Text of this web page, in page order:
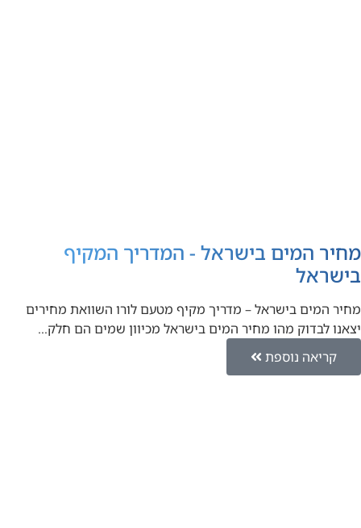
מחיר המים בישראל - המדריך המקיף
בישראל
מחיר המים בישראל – מדריך מקיף מטעם לורו השוואת מחירים
יצאנו לבדוק מהו מחיר המים בישראל מכיוון שמים הם חלק…
קריאה נוספת